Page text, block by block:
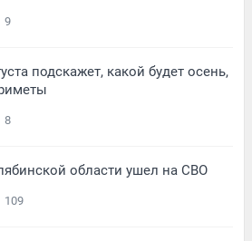
9
подскажет, какой будет осень,
8
области ушел на СВО
109